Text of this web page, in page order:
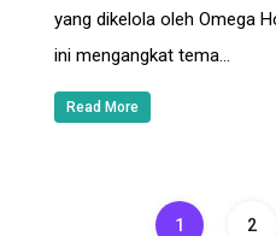
yang dikelola oleh Omega
ini mengangkat tema…
Read More
1 2